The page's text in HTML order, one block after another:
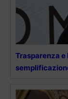
Trasparenza